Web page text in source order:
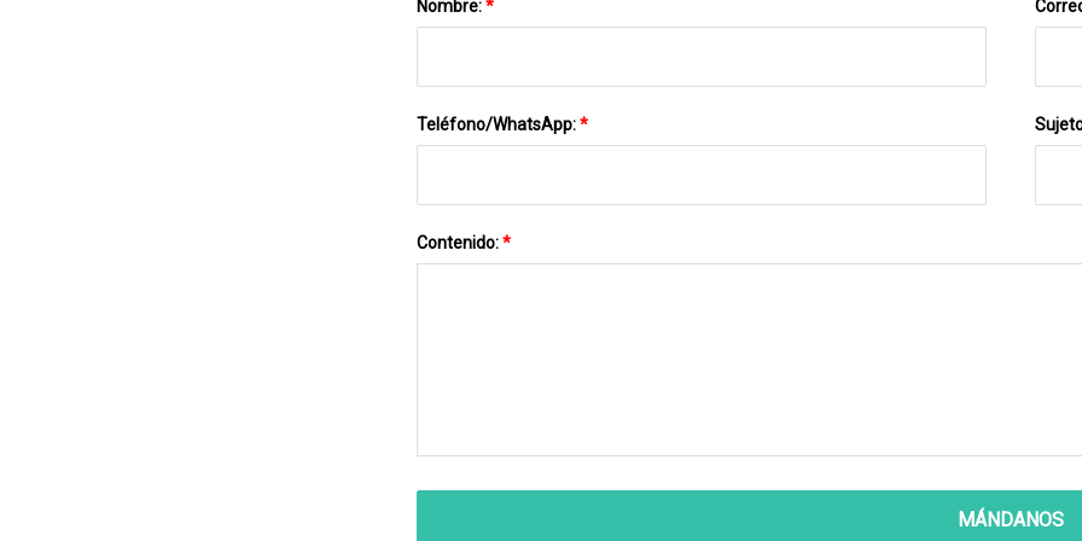
Nombre:*
Teléfono/WhatsApp:*
Contenido:*
MÁNDANOS